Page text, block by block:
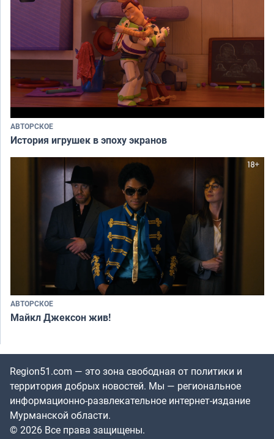
АВТОРСКОЕ
История игрушек в эпоху экранов
АВТОРСКОЕ
Майкл Джексон жив!
Region51.com — это зона свободная от политики и
территория добрых новостей. Мы — региональное
информационно-развлекательное интернет-издание
Мурманской области.
© 2026 Все права защищены.